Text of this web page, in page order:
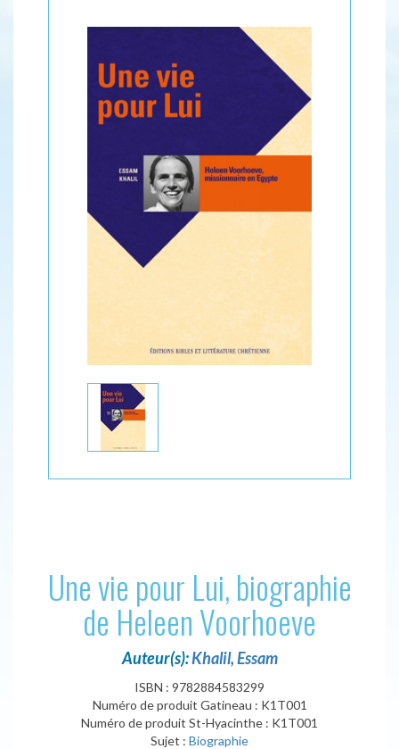
Une vie pour Lui, biographie
de Heleen Voorhoeve
Auteur(s):Khalil, Essam
ISBN : 9782884583299
Numéro de produit Gatineau : K1T001
Numéro de produit St-Hyacinthe : K1T001
Sujet : Biographie